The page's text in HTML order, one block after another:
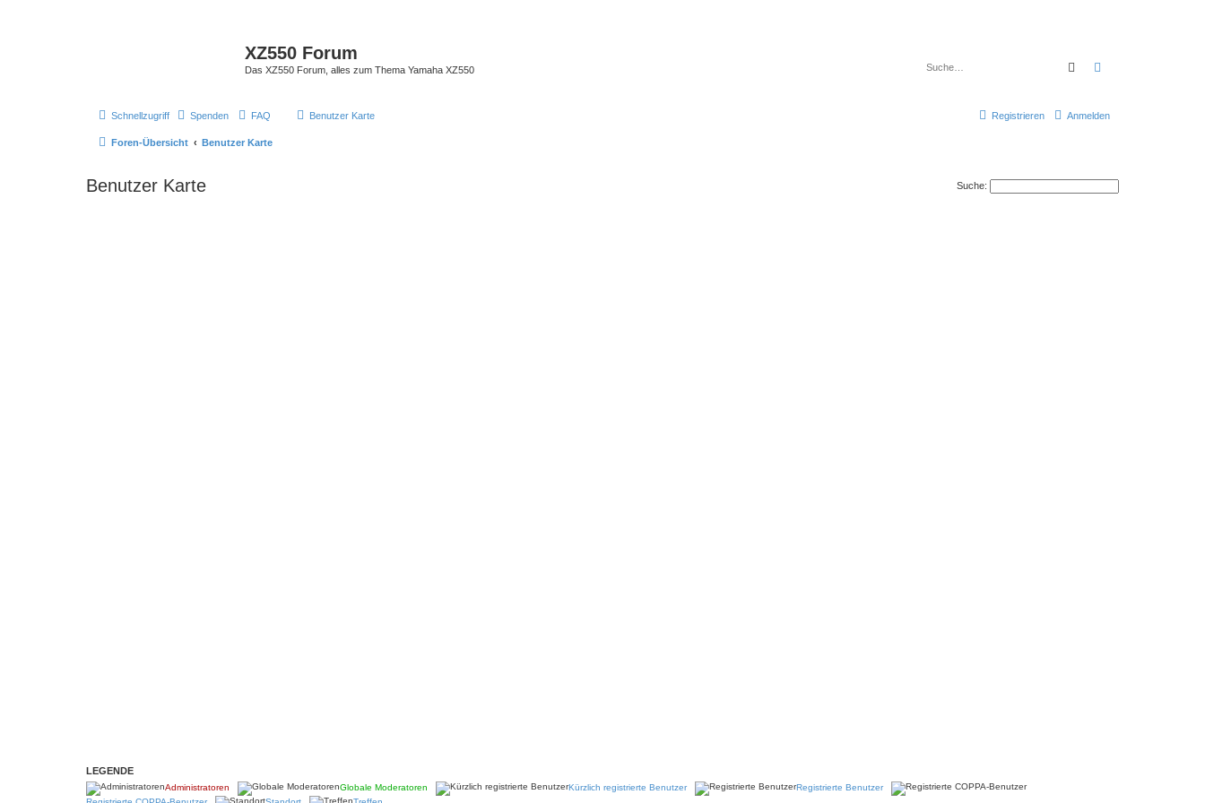
XZ550 Forum
Das XZ550 Forum, alles zum Thema Yamaha XZ550 Suche
Schnellzugriff Spenden FAQ Benutzer Karte Anmelden
Registrieren
Foren-Übersicht Benutzer Karte
Benutzer Karte Suche:
LEGENDE
Administratoren Globale Moderatoren Kürzlich registrierte Benutzer
Registrierte Benutzer